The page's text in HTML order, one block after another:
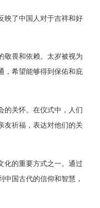
映了中国人对于吉祥和好
敬畏和依赖。太岁被视为
，希望能够得到保佑和庇
的关怀。在仪式中，人们
友祈福，表达对他们的关
化的重要方式之一。通过
国古代的信仰和智慧，